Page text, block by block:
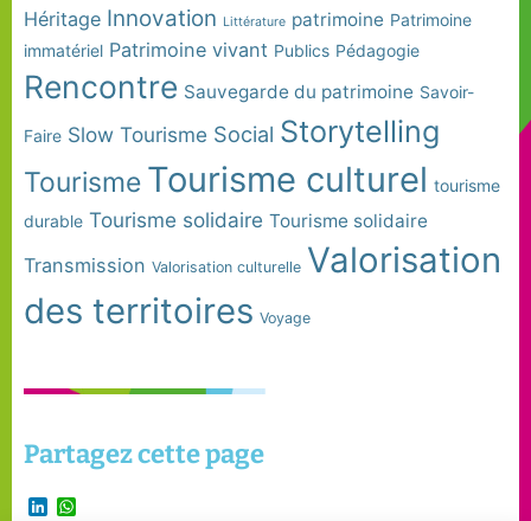
Héritage Innovation Littérature patrimoine Patrimoine
immatériel Patrimoine vivant Publics Pédagogie
Rencontre Sauvegarde du patrimoine Savoir-
Faire Slow Tourisme Social Storytelling
Tourisme Tourisme culturel tourisme
durable Tourisme solidaire Tourisme solidaire
Transmission Valorisation culturelle Valorisation
des territoires Voyage
Partagez cette page
LinkedIn